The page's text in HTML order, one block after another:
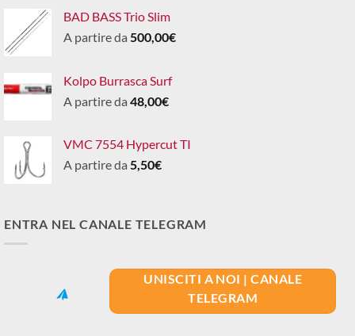
BAD BASS Trio Slim
A partire da 500,00€
Kolpo Burrasca Surf
A partire da 48,00€
VMC 7554 Hypercut TI
A partire da 5,50€
ENTRA NEL CANALE TELEGRAM
UNISCITI A NOI | CANALE
TELEGRAM